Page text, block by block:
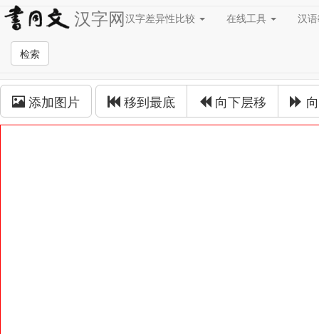
汉字网汉字差异性比较 在线工具 汉
检索
草书在线
添加图片 移到最底 向下层移